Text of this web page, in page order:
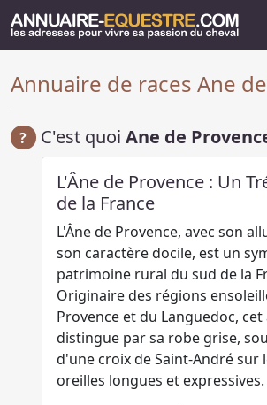
Annuaire de races Ane
? C'est quoi Ane de
L'Âne de Provence : Un
de la France
L'Âne de Provence, avec son
son caractère docile, est un
patrimoine rural du sud de la
Originaire des régions
Provence et du Languedoc, cet
distingue par sa robe grise,
d'une croix de Saint-André sur
oreilles longues et expressives.